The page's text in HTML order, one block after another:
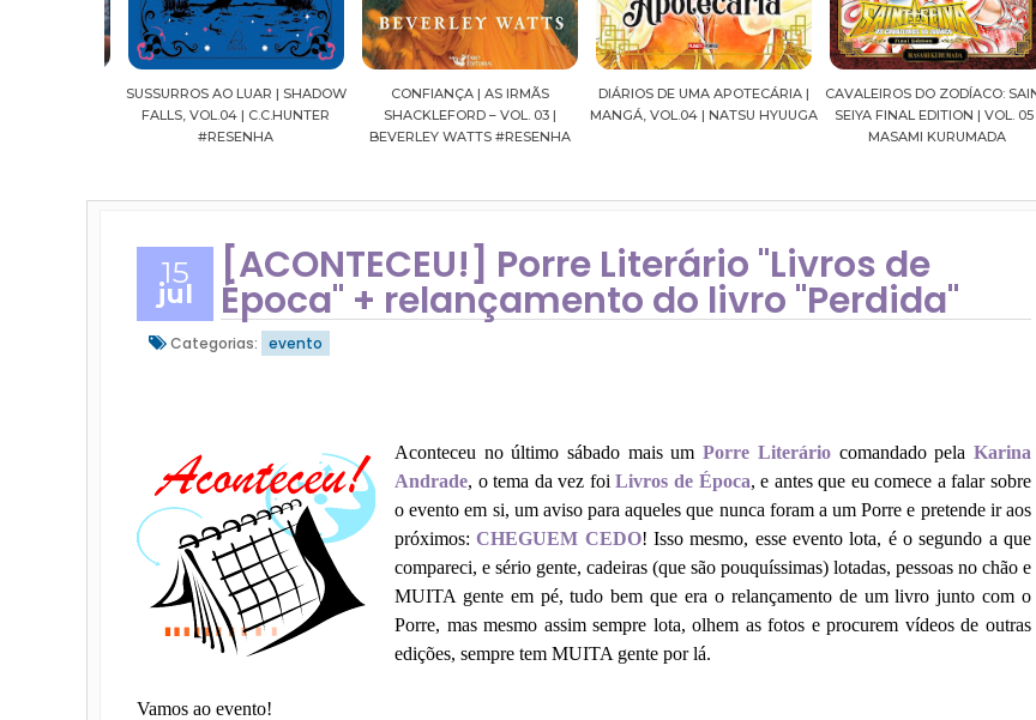
SUSSURROS AO LUAR | SHADOW
FALLS, VOL.04 | C.C.HUNTER
#RESENHA
CONFIANÇA | AS IRMÃS
SHACKLEFORD – VOL. 03 |
BEVERLEY WATTS #RESENHA
DIÁRIOS DE UMA APOTECÁRIA |
MANGÁ, VOL.04 | NATSU HYUUGA
CAVALEIROS DO ZODÍACO: SAINT
SEIYA FINAL EDITION | VOL. 05 |
MASAMI KURUMADA
15
jul
[ACONTECEU!] Porre Literário "Livros de
Época" + relançamento do livro "Perdida"
Categorias: evento
Aconteceu no último sábado mais umPorre Literáriocomandado pelaKarina
Andrade, o tema da vez foiLivros de Época, e antes que eu comece a falar sobre
o evento em si, um aviso para aqueles que nunca foram a um Porre e pretende ir aos
próximos:CHEGUEM CEDO! Isso mesmo, esse evento lota, é o segundo a que
compareci, e sério gente, cadeiras (que são pouquíssimas) lotadas, pessoas no chão e
MUITA gente em pé, tudo bem que era o relançamento de um livro junto com o
Porre, mas mesmo assim sempre lota, olhem as fotos e procurem vídeos de outras
edições, sempre tem MUITA gente por lá.
Vamos ao evento!